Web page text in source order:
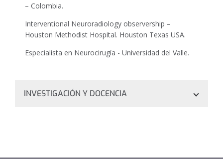
– Colombia.
Interventional Neuroradiology observership –
Houston Methodist Hospital. Houston Texas USA.
Especialista en Neurocirugía - Universidad del Valle.
INVESTIGACIÓN Y DOCENCIA